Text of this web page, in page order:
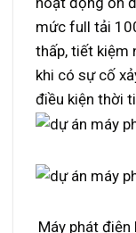
mức full tải
thấp, tiết kiệm
khi có sự cố
điều kiện thời
Máy phát điện